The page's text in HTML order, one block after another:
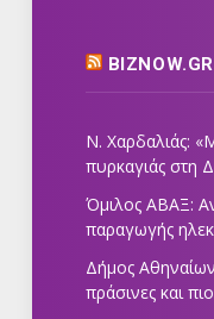
BIZNOW.GR
Ν. Χαρδαλιάς:
πυρκαγιάς στη
Όμιλος ΑΒΑΞ:
παραγωγής
Δήμος
πράσινες και